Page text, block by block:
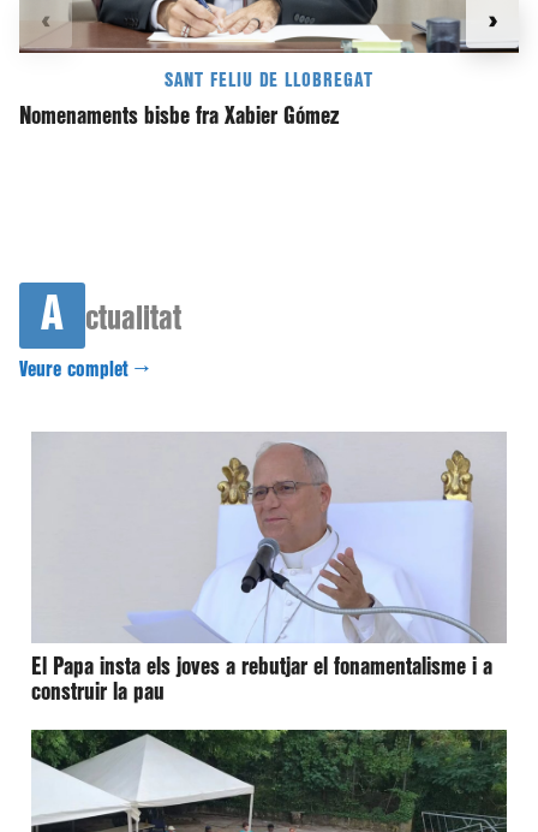
SANT FELIU DE LLOBREGAT
Nomenaments bisbe fra Xabier Gómez
‹ ›
A ctualitat
Veure complet →
El Papa insta els joves a rebutjar el fonamentalisme i a
construir la pau